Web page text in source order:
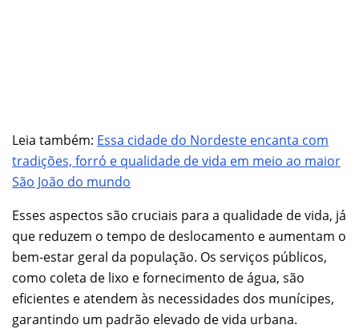
Leia também: Essa cidade do Nordeste encanta com
tradições, forró e qualidade de vida em meio ao maior
São João do mundo
Esses aspectos são cruciais para a qualidade de vida, já
que reduzem o tempo de deslocamento e aumentam o
bem-estar geral da população. Os serviços públicos,
como coleta de lixo e fornecimento de água, são
eficientes e atendem às necessidades dos munícipes,
garantindo um padrão elevado de vida urbana.